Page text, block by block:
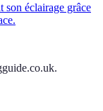
son éclairage grâce
.